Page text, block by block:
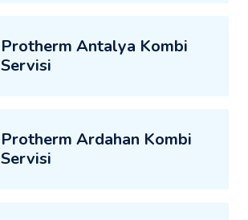
Protherm Antalya Kombi
Servisi
Protherm Ardahan Kombi
Servisi